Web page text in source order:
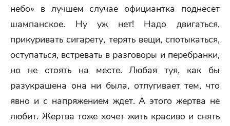
небо» в лучшем случае официантка поднесет
шампанское. Ну уж нет! Надо двигаться,
прикуривать сигарету, терять вещи, спотыкаться,
оступаться, встревать в разговоры и перебранки,
но не стоять на месте. Любая туя, как бы
разукрашена она ни была, отпугивает тем, что
явно и с напряжением ждет. А этого жертва не
любит. Жертва тоже хочет жить красиво и снять